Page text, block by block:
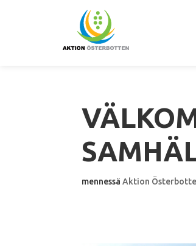
mennessäAktion